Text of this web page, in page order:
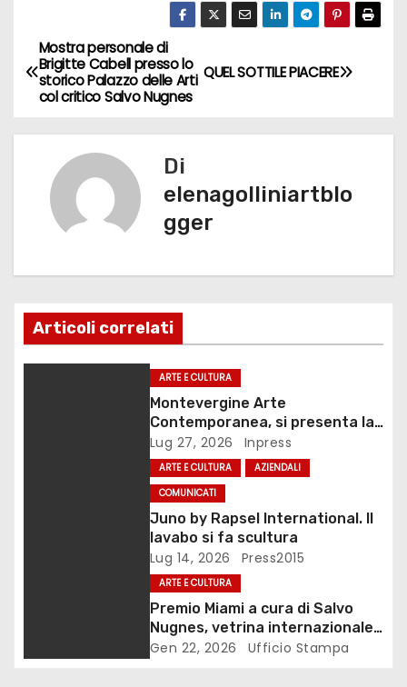
e
b
o
o
k
o
d
o
n
l
n
di
vi
di
N
a
v
z
o
o
QUEL SOTTILE PIACERE
Mostra personale di
Brigitte Cabell presso lo
storico Palazzo delle Arti
col critico Salvo Nugnes
Di
elenagolliniartblo
gger
Articoli correlati
ARTE E CULTURA
Montevergine Arte
Contemporanea, si presenta la
monografia dedicata a Eliana
Adorno
Lug 27, 2026 Inpress
ARTE E CULTURA
AZIENDALI
COMUNICATI
Juno by Rapsel International. Il
lavabo si fa scultura
Lug 14, 2026 Press2015
ARTE E CULTURA
Premio Miami a cura di Salvo
Nugnes, vetrina internazionale
per l’arte contemporanea
Gen 22, 2026 Ufficio Stampa